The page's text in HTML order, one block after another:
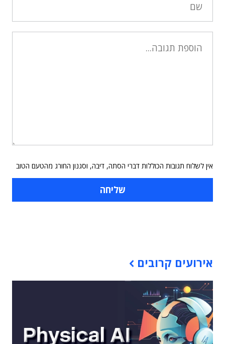
אין לשלוח תגובות הכוללות דברי הסתה, דיבה, וסגנון החורג מהטעם הטוב
אירועים קרובים